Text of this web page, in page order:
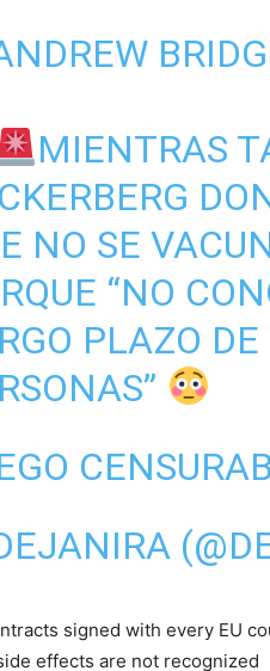
MIENTRAS
NO SE
“NO
PLAZO
signed with every EU
effects are not recognized